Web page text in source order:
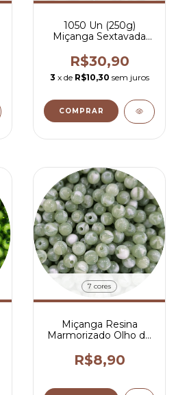
1050 Un (250g)
Miçanga Sextavada
R$30,90
3 x de R$10,30 sem juros
COMPRAR
7 cores
Miçanga Resina
Marmorizado Olho de
R$8,90